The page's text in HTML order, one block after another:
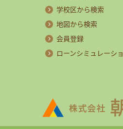
学校区から検索
地図から検索
会員登録
ローンシミュレーシ